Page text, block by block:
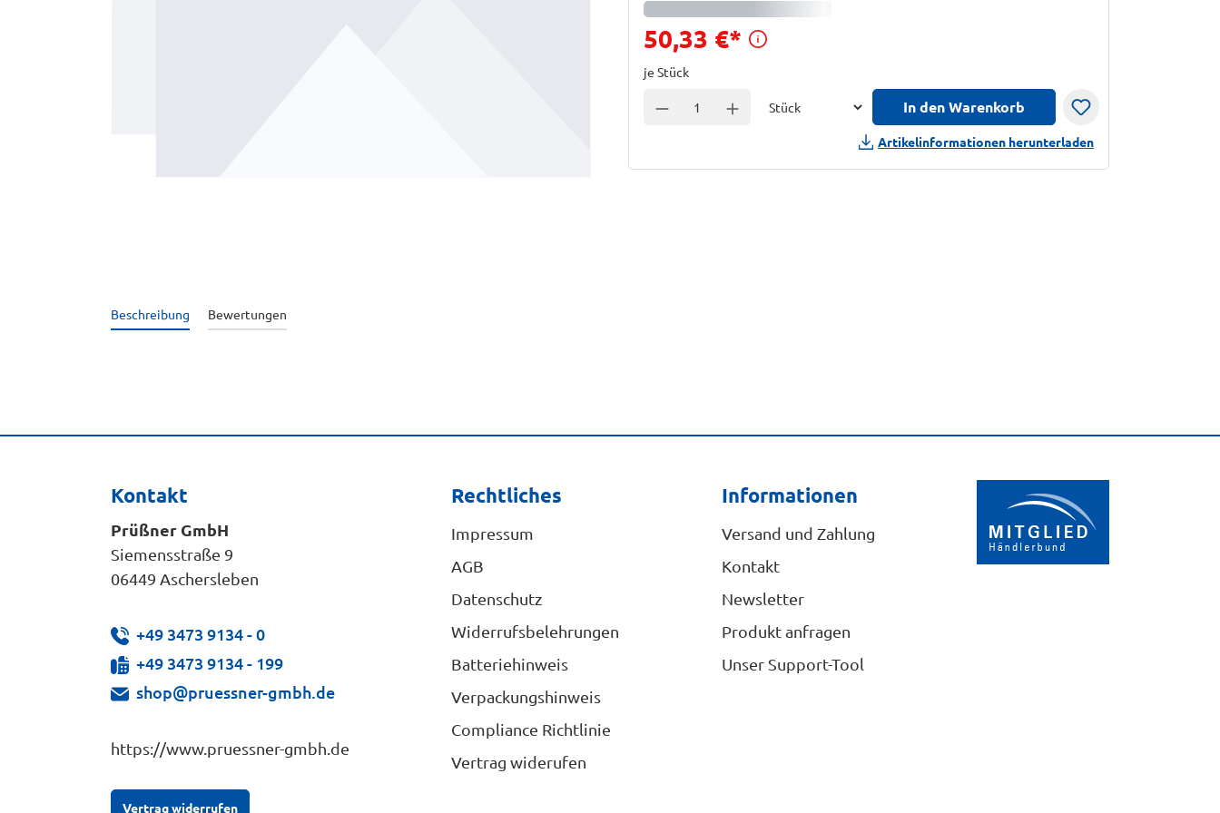
50,33 €* Preisinformationen anzeigen
je Stück
Anzahl verringernAnzahl erhöhen In den Warenkorb
Artikelinformationen herunterladen
Beschreibung Bewertungen
Kontakt
Prüßner GmbH
Siemensstraße 9
06449 Aschersleben
+49 3473 9134 - 0
+49 3473 9134 - 199
shop@pruessner-gmbh.de
https://www.pruessner-gmbh.de
Vertrag widerrufen
Rechtliches
Impressum
AGB
Datenschutz
Widerrufsbelehrungen
Batteriehinweis
Verpackungshinweis
Compliance Richtlinie
Vertrag widerufen
Informationen
Versand und Zahlung
Kontakt
Newsletter
Produkt anfragen
Unser Support-Tool